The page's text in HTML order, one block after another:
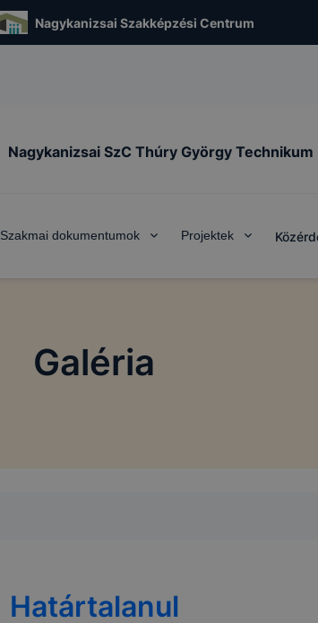
Nagykanizsai Szakképzési Centrum
Nagykanizsai SzC Thúry György Technikum
Szakmai dokumentumok Projektek
Galéria
Határtalanul